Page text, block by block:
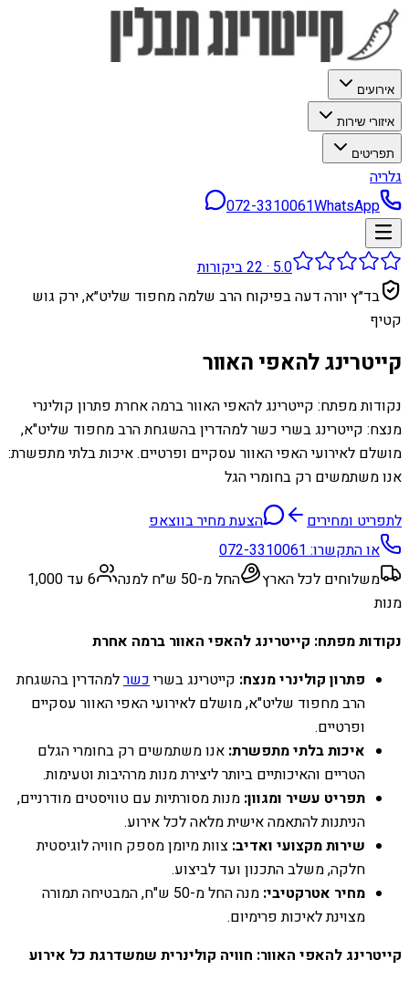
אירועים
איזורי שירות
תפריטים
גלריה
072-3310061WhatsApp
5.0
·
22ביקורות
בד״ץ יורה דעה בפיקוח הרב שלמה מחפוד שליט״א, ירק גוש
קטיף
קייטרינג להאפי האוור
נקודות מפתח: קייטרינג להאפי האוור ברמה אחרת פתרון קולינרי
מנצח: קייטרינג בשרי כשר למהדרין בהשגחת הרב מחפוד שליט"א,
מושלם לאירועי האפי האוור עסקיים ופרטיים. איכות בלתי מתפשרת:
אנו משתמשים רק בחומרי הגל
לתפריט ומחירים
הצעת מחיר בווצאפ
או התקשרו:072-3310061
משלוחים לכל הארץ
החל מ-50 ש״ח למנה
6 עד 1,000
מנות
נקודות מפתח: קייטרינג להאפי האוור ברמה אחרת
פתרון קולינרי מנצח: קייטרינג בשריכשרלמהדרין בהשגחת
הרב מחפוד שליט"א, מושלם לאירועי האפי האוור עסקיים
ופרטיים.
איכות בלתי מתפשרת: אנו משתמשים רק בחומרי הגלם
הטריים והאיכותיים ביותר ליצירת מנות מרהיבות וטעימות.
תפריט עשיר ומגוון: מנות מסורתיות עם טוויסטים מודרניים,
הניתנות להתאמה אישית מלאה לכל אירוע.
שירות מקצועי ואדיב: צוות מיומן מספק חוויה לוגיסטית
חלקה, משלב התכנון ועד לביצוע.
מחיר אטרקטיבי:
מנה החל מ-50 ש"ח, המבטיחה תמורה
מצוינת לאיכות פרימיום.
קייטרינג להאפי האוור: חוויה קולינרית שמשדרגת כל אירוע